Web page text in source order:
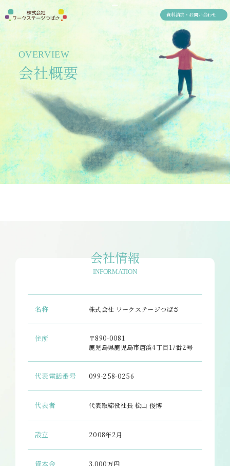
資料請求・お問い合わせ
OVERVIEW
会社概要
会社情報
INFORMATION
名称 株式会社 ワークステージつばさ
住所
〒890-0081
鹿児島県鹿児島市唐湊4丁目17番2号
代表電話番号 099-258-0256
代表者 代表取締役社長 松山 俊博
設立 2008年2月
資本金 3,000万円